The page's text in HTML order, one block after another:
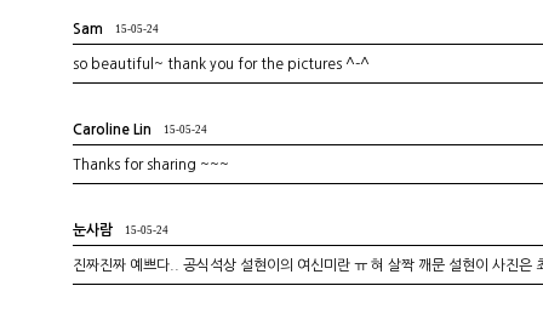
Sam 15-05-24
so beautiful~ thank you for the pictures ^-^
Caroline Lin 15-05-24
Thanks for sharing ~~~
눈사람 15-05-24
진짜진짜 예쁘다.. 공식석상 설현이의 여신미란 ㅠ 혀 살짝 깨문 설현이 사진은